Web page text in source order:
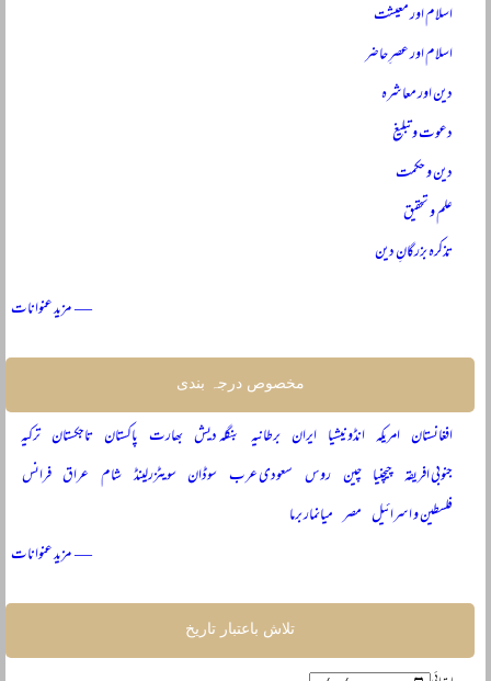
اسلام اور معیشت
اسلام اور عصرِ حاضر
دین اور معاشرہ
دعوت و تبلیغ
دین و حکمت
علم و تحقیق
تذکرہ بزرگانِ دین
— مزید عنوانات
مخصوص درجہ بندی
افغانستان امریکہ انڈونیشیا ایران برطانیہ بنگلہ دیش بھارت پاکستان تاجکستان ترکیہ
جنوبی افریقہ چیچنیا چین روس سعودی عرب سوڈان سویٹزرلینڈ شام عراق فرانس
فلسطین و اسرائیل مصر میانمار برما
— مزید عنوانات
تلاش باعتبار تاریخ